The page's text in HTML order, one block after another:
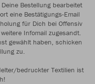
Bestellung bearbeitet
eine Bestätigungs-Email
für Dich bei Offensiv
Infomail zugesandt.
gewählt haben, schicken
zu.
bedruckter Textilien ist